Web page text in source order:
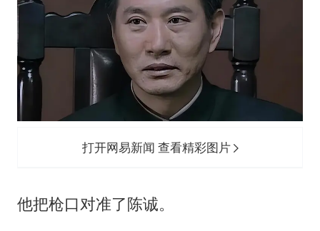
打开网易新闻 查看精彩图片
他把枪口对准了陈诚。